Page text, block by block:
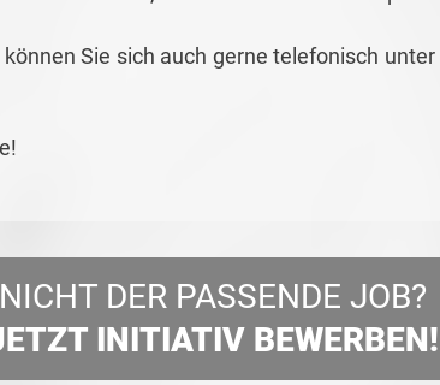
Sie sich auch gerne telefonisch
NICHT DER PASSENDE JOB?
INITIATIV BEWERBEN!